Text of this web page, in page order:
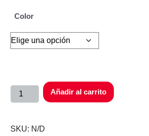
Color
Añadir al carrito
SKU: N/D